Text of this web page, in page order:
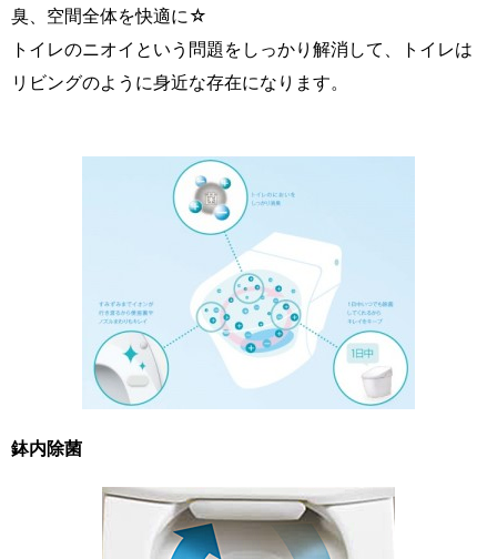
臭、空間全体を快適に☆
トイレのニオイという問題をしっかり解消して、トイレは
リビングのように身近な存在になります。
鉢内除菌